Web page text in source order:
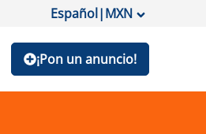
Español|MXN
¡Pon un anuncio!